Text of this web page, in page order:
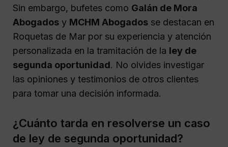
Sin embargo, bufetes como Galán de Mora
Abogados y MCHM Abogados se destacan en
Roquetas de Mar por su experiencia y atención
personalizada en la tramitación de la ley de
segunda oportunidad. No olvides investigar
las opiniones y testimonios de otros clientes
para tomar una decisión informada.
¿Cuánto tarda en resolverse un caso
de ley de segunda oportunidad?